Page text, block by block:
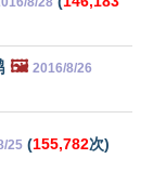
🖼️ 2016/8/26
25 (155,782次)